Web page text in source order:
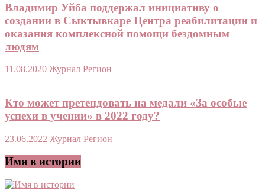
Владимир Уйба поддержал инициативу о
создании в Сыктывкаре Центра реабилитации и
оказания комплексной помощи бездомным
людям
11.08.2020 Журнал Регион
Кто может претендовать на медали «За особые
успехи в учении» в 2022 году?
23.06.2022 Журнал Регион
Имя в истории